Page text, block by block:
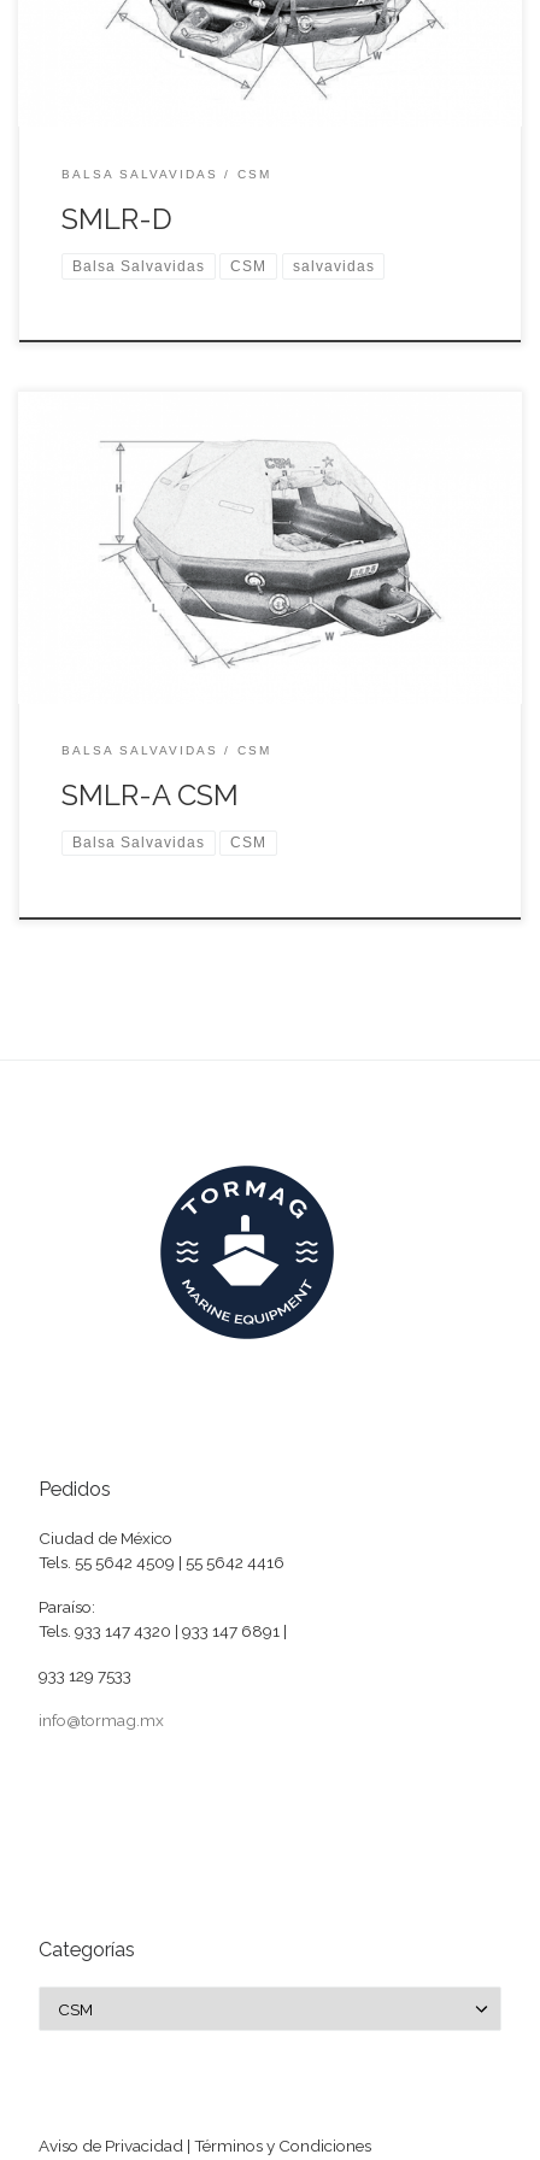
para barcos de vela internacionales. Certificados: Sociedad de
clasificación de China (CCS), Unión […]
BALSA SALVAVIDAS CSM
SMLR-D
Balsa Salvavidas CSM salvavidas
Balsa salvavidas inflable de lanzamiento serie SMLR-A,
abreviatura de balsa tipo A. Conformidad de los productos
con el «Convenio internacional para la seguridad de la vida en
el mar (SOLAS) de 1974 y sus enmiendas». Apto para barcos
de vela internacionales. Certificados: Sociedad de clasificación
de China (CCS), Unión Europea […]
BALSA SALVAVIDAS CSM
SMLR-A CSM
Balsa Salvavidas CSM
Pedidos
Ciudad de México
Tels. 55 5642 4509 | 55 5642 4416
Paraíso:
Tels. 933 147 4320 | 933 147 6891 |
933 129 7533
info@tormag.mx
Categorías
Aviso de Privacidad | Términos y Condiciones